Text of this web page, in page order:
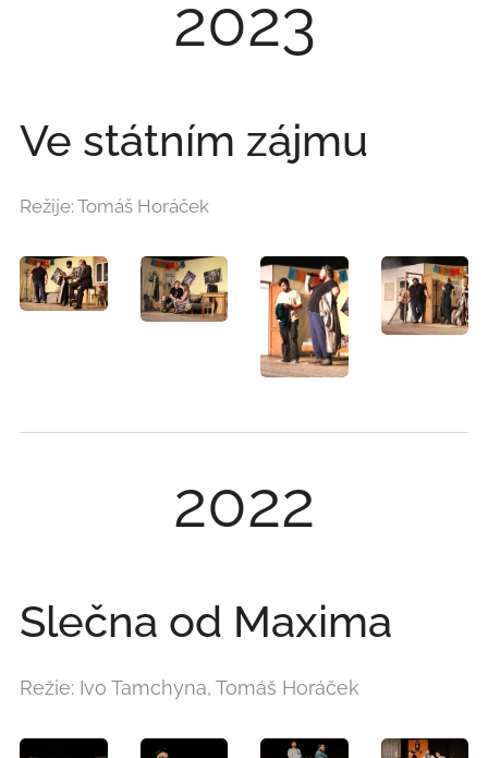
2023
Ve státním zájmu
Režije: Tomáš Horáček
2022
Slečna od Maxima
Režie: Ivo Tamchyna, Tomáš Horáček